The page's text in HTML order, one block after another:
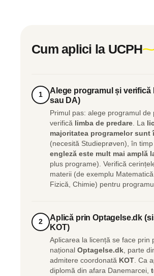
Cum aplici la UCPH
1
Alege programul și verifică
sau DA)
Primul pas: alege programul de
verifică limba de predare . La
majoritatea programelor sunt
(necesită Studieprøven), în
engleză este mult mai amplă
plus programe). Verifică
materii (de exemplu Matematică
Fizică, Chimie) pentru
2
Aplică prin Optagelse.dk
KOT)
Aplicarea la licență se face prin
național Optagelse.dk , parte
admitere coordonată KOT . Ca
diplomă din afara Danemarcei,